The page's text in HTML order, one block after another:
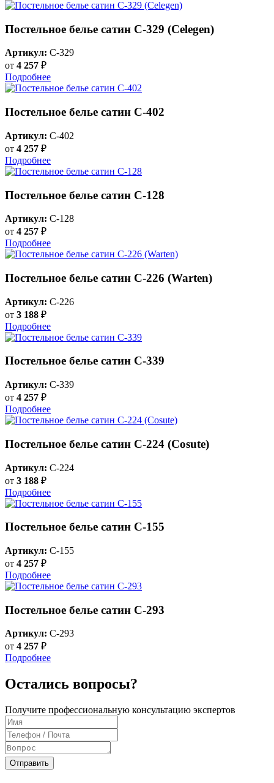
Постельное белье сатин С-329 (Celegen)
Артикул: C-329
от 4 257 ₽
Подробнее
Постельное белье сатин С-402
Артикул: C-402
от 4 257 ₽
Подробнее
Постельное белье сатин С-128
Артикул: C-128
от 4 257 ₽
Подробнее
Постельное белье сатин С-226 (Warten)
Артикул: C-226
от 3 188 ₽
Подробнее
Постельное белье сатин С-339
Артикул: C-339
от 4 257 ₽
Подробнее
Постельное белье сатин С-224 (Cosute)
Артикул: C-224
от 3 188 ₽
Подробнее
Постельное белье сатин С-155
Артикул: C-155
от 4 257 ₽
Подробнее
Постельное белье сатин С-293
Артикул: C-293
от 4 257 ₽
Подробнее
Остались вопросы?
Получите профессиональную консультацию экспертов
Отправить